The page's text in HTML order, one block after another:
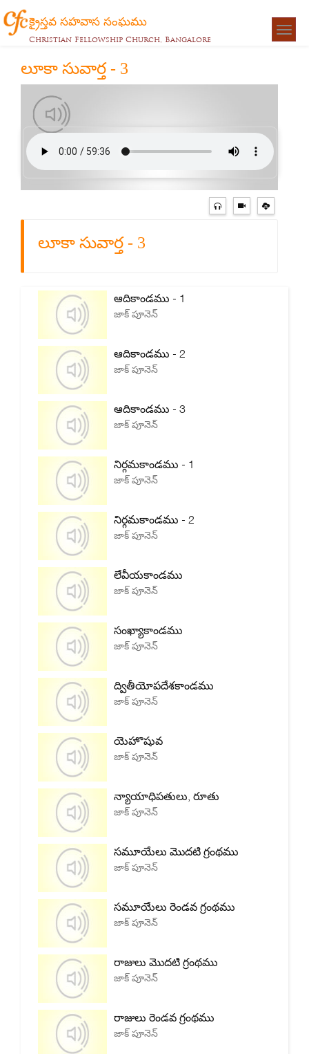
క్రైస్తవ సహవాస సంఘము
Christian Fellowship Church, Bangalore
లూకా సువార్త - 3
లూకా సువార్త - 3
ఆదికాండము - 1
జాక్ పూనెన్
ఆదికాండము - 2
జాక్ పూనెన్
ఆదికాండము - 3
జాక్ పూనెన్
నిర్గమకాండము - 1
జాక్ పూనెన్
నిర్గమకాండము - 2
జాక్ పూనెన్
లేవీయకాండము
జాక్ పూనెన్
సంఖ్యాకాండము
జాక్ పూనెన్
ద్వితీయోపదేశకాండము
జాక్ పూనెన్
యెహొషువ
జాక్ పూనెన్
న్యాయాధిపతులు, రూతు
జాక్ పూనెన్
సమూయేలు మొదటి గ్రంథము
జాక్ పూనెన్
సమూయేలు రెండవ గ్రంథము
జాక్ పూనెన్
రాజులు మొదటి గ్రంథము
జాక్ పూనెన్
రాజులు రెండవ గ్రంథము
జాక్ పూనెన్